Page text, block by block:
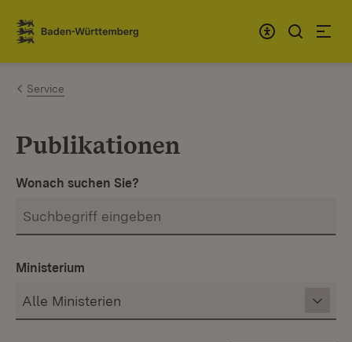
Zum Inhalt springen
Link zur Startseite
Service
Publikationen
Wonach suchen Sie?
Ministerium